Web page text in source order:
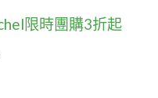
限時團購3折起